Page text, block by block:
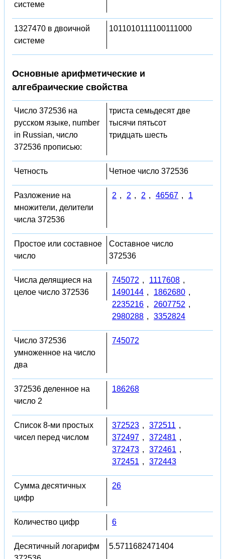
системе
1327470 в двоичной
системе
1011010111100111000
Основные арифметические и
алгебраические свойства
Число 372536 на
русском языке, number
in Russian, число
372536 прописью:
триста семьдесят две
тысячи пятьсот
тридцать шесть
Четность Четное число 372536
Разложение на
множители, делители
числа 372536
2 , 2 , 2 , 46567 , 1
Простое или составное
число
Составное число
372536
Числа делящиеся на
целое число 372536
745072 , 1117608 ,
1490144 , 1862680 ,
2235216 , 2607752 ,
2980288 , 3352824
Число 372536
умноженное на число
два
745072
372536 деленное на
число 2
186268
Список 8-ми простых
чисел перед числом
372523 , 372511 ,
372497 , 372481 ,
372473 , 372461 ,
372451 , 372443
Сумма десятичных
цифр
26
Количество цифр 6
Десятичный логарифм
5.5711682471404